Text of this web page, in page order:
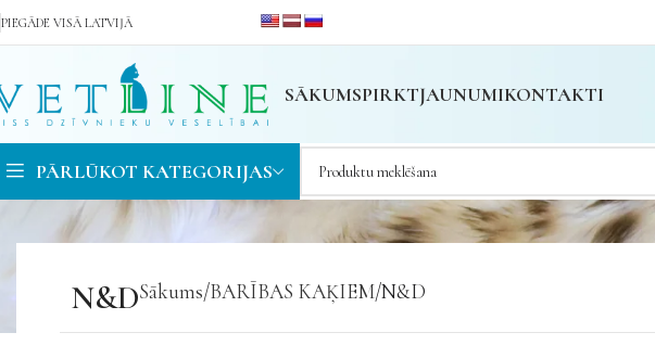
PIEGĀDE VISĀ LATVIJĀ
SĀKUMSPIRKTJAUNUMIKONTAKTI
PĀRLŪKOT KATEGORIJAS
N&DSākums BARĪBAS KAĶIEM N&D